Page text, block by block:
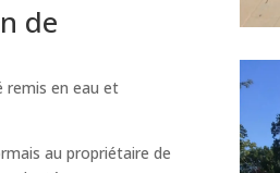
de
remis en eau et
au propriétaire de